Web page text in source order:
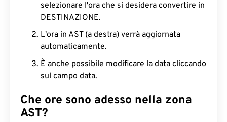
selezionare l'ora che si desidera convertire in
DESTINAZIONE.
L'ora in AST (a destra) verrà aggiornata
automaticamente.
È anche possibile modificare la data cliccando
sul campo data.
Che ore sono adesso nella zona
AST?